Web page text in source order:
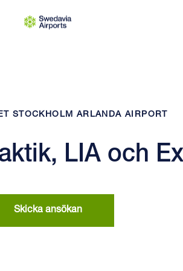
STOCKHOLM ARLANDA AIRPORT
LIA och
Skicka ansökan